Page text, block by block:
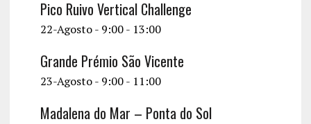
Pico Ruivo Vertical Challenge
22-Agosto - 9:00- 13:00
Grande Prémio São Vicente
23-Agosto - 9:00- 11:00
Madalena do Mar – Ponta do Sol